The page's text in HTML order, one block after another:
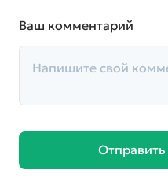
Ваш комментарий